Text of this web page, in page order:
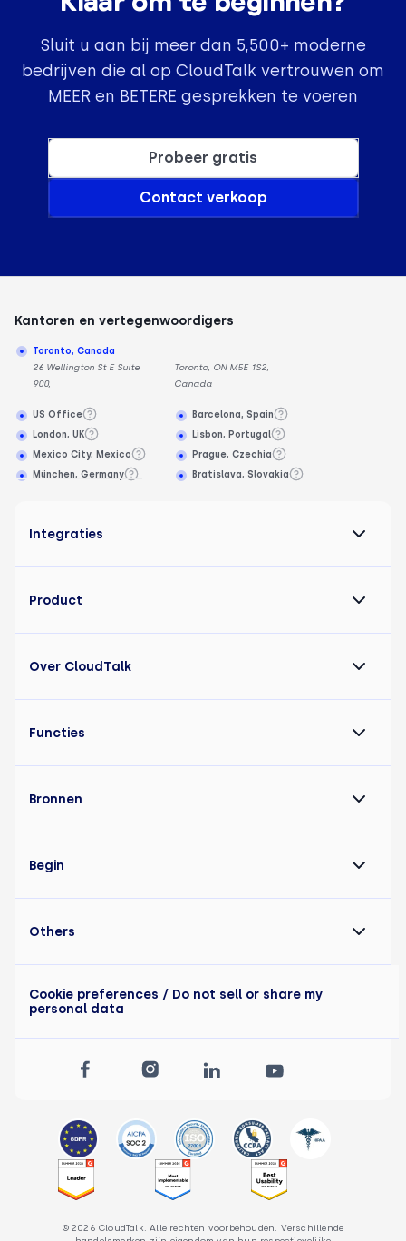
Sluit u aan bij meer dan 5,500+ moderne
bedrijven die al op CloudTalk vertrouwen om
MEER en BETERE gesprekken te voeren
Probeer gratis
Contact verkoop
Kantoren en vertegenwoordigers
Toronto, Canada
26 Wellington St E Suite
900,
Toronto, ON M5E 1S2,
Canada
US Office
London, UK
Mexico City, Mexico
München, Germany
Barcelona, Spain
Lisbon, Portugal
Prague, Czechia
Bratislava, Slovakia
Integraties
Product
Over CloudTalk
Functies
Bronnen
Begin
© 2026 CloudTalk. Alle rechten voorbehouden. Verschillende
Others
Cookie preferences / Do not sell or share my
personal data